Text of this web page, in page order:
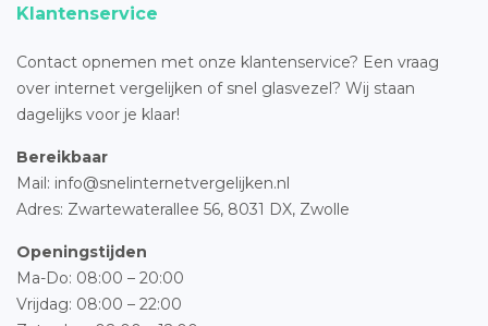
Klantenservice
Contact opnemen met onze klantenservice? Een vraag
over internet vergelijken of snel glasvezel? Wij staan
dagelijks voor je klaar!
Bereikbaar
Mail: info@snelinternetvergelijken.nl
Adres: Zwartewaterallee 56, 8031 DX, Zwolle
Openingstijden
Ma-Do: 08:00 – 20:00
Vrijdag: 08:00 – 22:00